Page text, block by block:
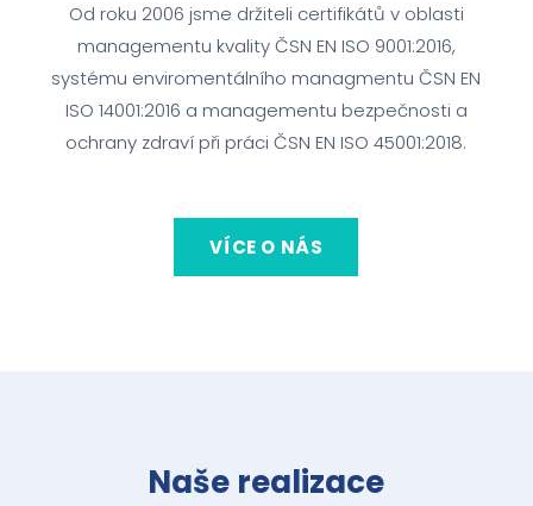
Od roku 2006 jsme držiteli certifikátů v oblasti
managementu kvality ČSN EN ISO 9001:2016,
systému enviromentálního managmentu ČSN EN
ISO 14001:2016 a managementu bezpečnosti a
ochrany zdraví při práci ČSN EN ISO 45001:2018.
VÍCE O NÁS
Naše realizace